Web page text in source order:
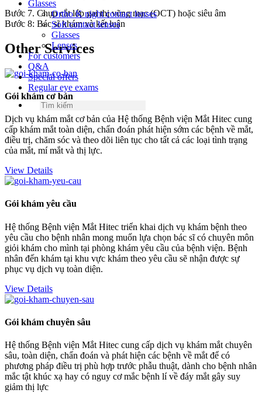
Glasses
Ortho K night contact lenses
Soft contact lenses
Glasses
Lenses
For customers
Q&A
Special offers
Regular eye exams
Bước 7. Chụp cắt lớp gai thị võng mạc (OCT) hoặc siêu âm
Bước 8: Bác sĩ khám và kết luận
Other Services
Gói khám cơ bản
Dịch vụ khám mắt cơ bản của Hệ thống Bệnh viện Mắt Hitec cung
cấp khám mắt toàn diện, chẩn đoán phát hiện sớm các bệnh về mắt,
điều trị, chăm sóc và theo dõi liên tục cho tất cả các loại tình trạng
của mắt, mí mắt và thị lực.
View Details
Gói khám yêu cầu
Hệ thống Bệnh viện Mắt Hitec triển khai dịch vụ khám bệnh theo
yêu cầu cho bệnh nhân mong muốn lựa chọn bác sĩ có chuyên môn
giỏi khám cho mình tại phòng khám yêu cầu của bệnh viện. Bệnh
nhân đến khám tại khu vực khám theo yêu cầu sẽ nhận được sự
phục vụ dịch vụ toàn diện.
View Details
Gói khám chuyên sâu
Hệ thống Bệnh viện Mắt Hitec cung cấp dịch vụ khám mắt chuyên
sâu, toàn diện, chẩn đoán và phát hiện các bệnh về mắt để có
phương pháp điều trị phù hợp trước phẫu thuật, dành cho bệnh nhân
mắc tật khúc xạ hay có nguy cơ mắc bệnh lí về đáy mắt gây suy
giảm thị lực